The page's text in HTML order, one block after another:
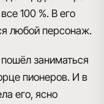
100 %. В его
любой персонаж.
заниматься
пионеров. И в
его, ясно